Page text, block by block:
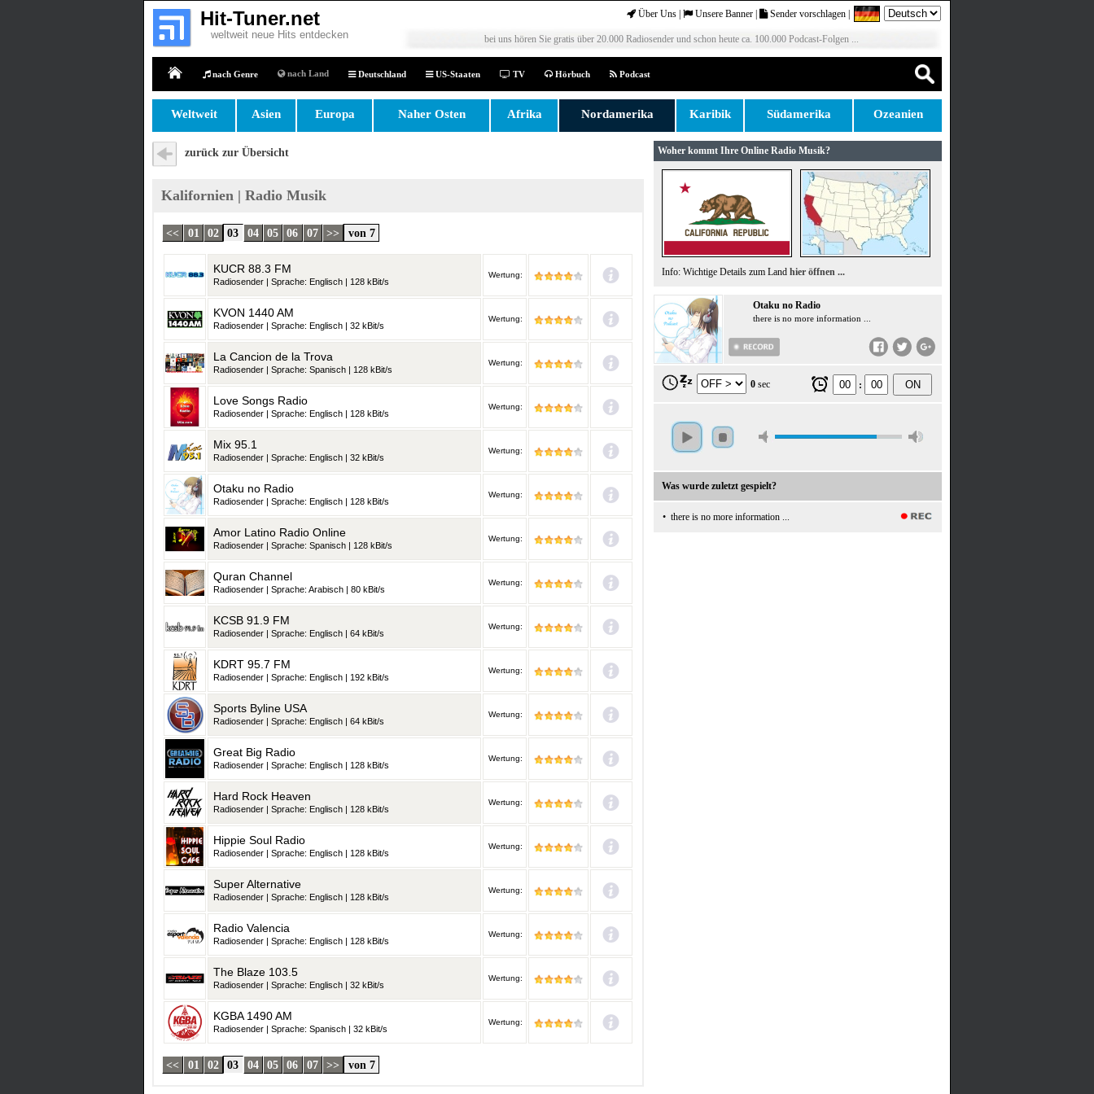
Hit-Tuner.net
weltweit neue Hits entdecken
Über Uns Unsere Banner Sender vorschlagen
bei uns hören Sie gratis über 20.000 Radiosender und schon heute ca. 100.000 Podcast-Folgen ...
nach Genre nach Land Deutschland US-Staaten TV Hörbuch Podcast
Weltweit Asien Europa Naher Osten Afrika Nordamerika Karibik Südamerika Ozeanien
zurück zur Übersicht
Kalifornien | Radio Musik
<< 01 02 03 04 05 06 07 >> von 7
KUCR 88.3 FM
Radiosender | Sprache: Englisch | 128 kBit/s
Wertung:
KVON 1440 AM
Radiosender | Sprache: Englisch | 32 kBit/s
Wertung:
La Cancion de la Trova
Radiosender | Sprache: Spanisch | 128 kBit/s
Wertung:
Love Songs Radio
Radiosender | Sprache: Englisch | 128 kBit/s
Wertung:
Mix 95.1
Radiosender | Sprache: Englisch | 32 kBit/s
Wertung:
Otaku no Radio
Radiosender | Sprache: Englisch | 128 kBit/s
Wertung:
Amor Latino Radio Online
Radiosender | Sprache: Spanisch | 128 kBit/s
Wertung:
Quran Channel
Radiosender | Sprache: Arabisch | 80 kBit/s
Wertung:
KCSB 91.9 FM
Radiosender | Sprache: Englisch | 64 kBit/s
Wertung:
KDRT 95.7 FM
Radiosender | Sprache: Englisch | 192 kBit/s
Wertung:
Sports Byline USA
Radiosender | Sprache: Englisch | 64 kBit/s
Wertung:
Great Big Radio
Radiosender | Sprache: Englisch | 128 kBit/s
Wertung:
Hard Rock Heaven
Radiosender | Sprache: Englisch | 128 kBit/s
Wertung:
Hippie Soul Radio
Radiosender | Sprache: Englisch | 128 kBit/s
Wertung:
Super Alternative
Radiosender | Sprache: Englisch | 128 kBit/s
Wertung:
Radio Valencia
Radiosender | Sprache: Englisch | 128 kBit/s
Wertung:
The Blaze 103.5
Radiosender | Sprache: Englisch | 32 kBit/s
Wertung:
KGBA 1490 AM
Radiosender | Sprache: Spanisch | 32 kBit/s
Wertung:
<< 01 02 03 04 05 06 07 >> von 7
Woher kommt Ihre Online Radio Musik?
Info: Wichtige Details zum Land hier öffnen ...
Otaku no Radio
there is no more information ...
0 sec : ON
Was wurde zuletzt gespielt?
• there is no more information ...